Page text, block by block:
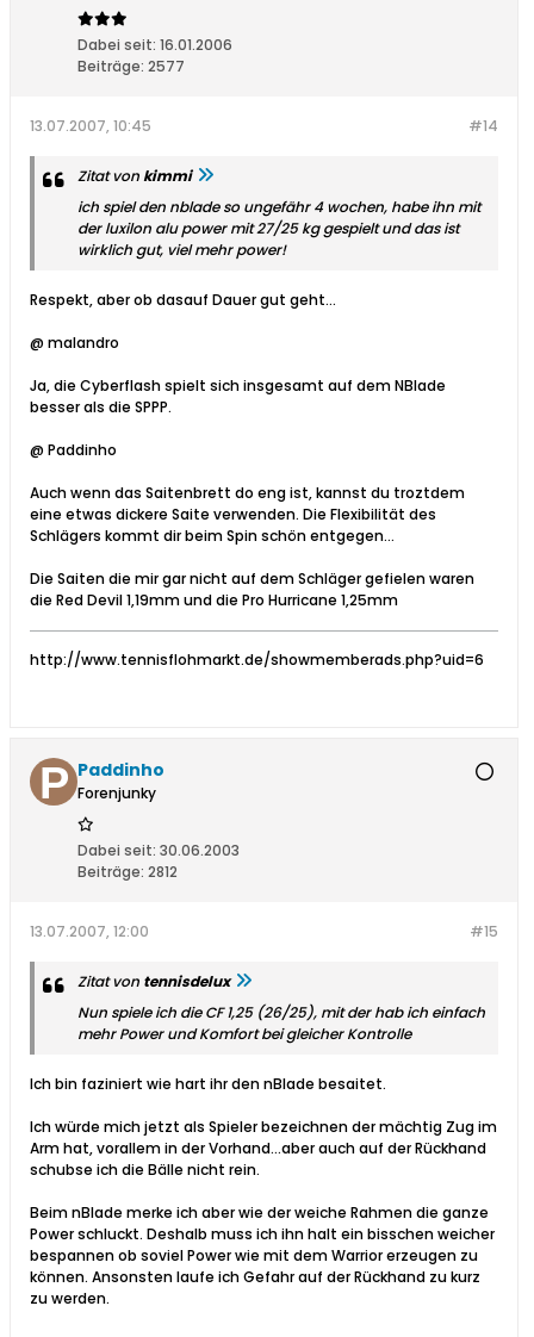
Dabei seit: 16.01.2006
Beiträge: 2577
#14
13.07.2007, 10:45
Zitat vonkimmi
ich spiel den nblade so ungefähr 4 wochen, habe ihn mit
der luxilon alu power mit 27/25 kg gespielt und das ist
wirklich gut, viel mehr power!
Respekt, aber ob dasauf Dauer gut geht...
@ malandro
Ja, die Cyberflash spielt sich insgesamt auf dem NBlade
besser als die SPPP.
@ Paddinho
Auch wenn das Saitenbrett do eng ist, kannst du troztdem
eine etwas dickere Saite verwenden. Die Flexibilität des
Schlägers kommt dir beim Spin schön entgegen...
Die Saiten die mir gar nicht auf dem Schläger gefielen waren
die Red Devil 1,19mm und die Pro Hurricane 1,25mm
http://www.tennisflohmarkt.de/showmemberads.php?uid=6
Paddinho
Forenjunky
Dabei seit: 30.06.2003
Beiträge: 2812
#15
13.07.2007, 12:00
Zitat von tennisdelux
Nun spiele ich die CF 1,25 (26/25), mit der hab ich einfach
mehr Power und Komfort bei gleicher Kontrolle
Ich bin faziniert wie hart ihr den nBlade besaitet.
Ich würde mich jetzt als Spieler bezeichnen der mächtig Zug im
Arm hat, vorallem in der Vorhand...aber auch auf der Rückhand
schubse ich die Bälle nicht rein.
Beim nBlade merke ich aber wie der weiche Rahmen die ganze
Power schluckt. Deshalb muss ich ihn halt ein bisschen weicher
bespannen ob soviel Power wie mit dem Warrior erzeugen zu
können. Ansonsten laufe ich Gefahr auf der Rückhand zu kurz
zu werden.